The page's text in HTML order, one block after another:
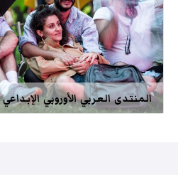
المنتدى العربي الأوروبي الإبداعي